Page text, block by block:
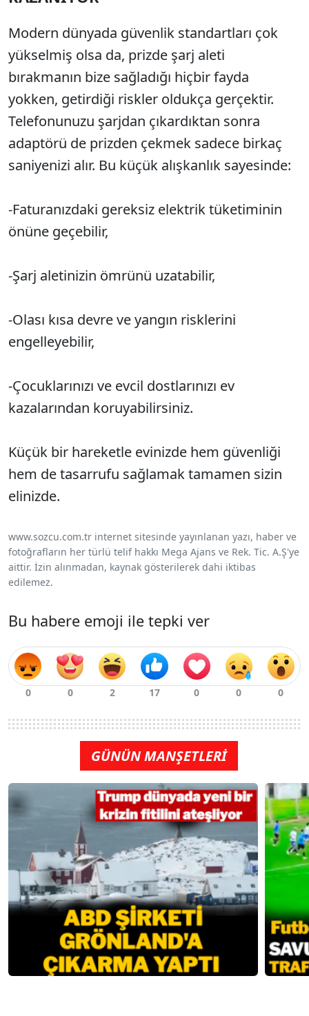
Modern dünyada güvenlik standartları çok
yükselmiş olsa da, prizde şarj aleti
bırakmanın bize sağladığı hiçbir fayda
yokken, getirdiği riskler oldukça gerçektir.
Telefonunuzu şarjdan çıkardıktan sonra
adaptörü de prizden çekmek sadece birkaç
saniyenizi alır. Bu küçük alışkanlık sayesinde:
-Faturanızdaki gereksiz elektrik tüketiminin
önüne geçebilir,
-Şarj aletinizin ömrünü uzatabilir,
-Olası kısa devre ve yangın risklerini
engelleyebilir,
-Çocuklarınızı ve evcil dostlarınızı ev
kazalarından koruyabilirsiniz.
Küçük bir hareketle evinizde hem güvenliği
hem de tasarrufu sağlamak tamamen sizin
elinizde.
www.sozcu.com.tr internet sitesinde yayınlanan yazı, haber ve
fotoğrafların her türlü telif hakkı Mega Ajans ve Rek. Tic. A.Ş'ye
aittir. İzin alınmadan, kaynak gösterilerek dahi iktibas
edilemez.
Bu habere emoji ile tepki ver
GÜNÜN MANŞETLERİ